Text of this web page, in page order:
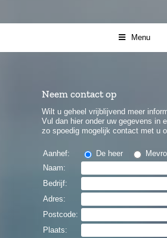
Menu
Neem contact op
Wilt u geheel vrijblijvend meer
Vul dan hier onder uw gegevens in
zo spoedig mogelijk contact met u
Aanhef: De heer
Naam:
Bedrijf:
Adres:
Postcode:
Plaats: